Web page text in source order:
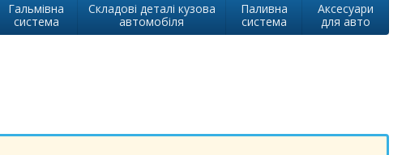
Гальмівна
система
Складові деталі кузова
автомобіля
Паливна
система
Аксесуари
для авто